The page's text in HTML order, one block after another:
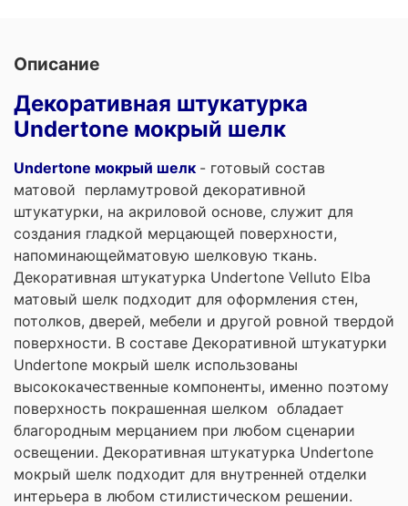
Описание
Декоративная штукатурка
Undertone мокрый шелк
Undertone мокрый шелк - готовый состав
матовой перламутровой декоративной
штукатурки, на акриловой основе, служит для
создания гладкой мерцающей поверхности,
напоминающейматовую шелковую ткань.
Декоративная штукатурка Undertone Velluto Elba
матовый шелк подходит для оформления стен,
потолков, дверей, мебели и другой ровной твердой
поверхности. В составе Декоративной штукатурки
Undertone мокрый шелк использованы
высококачественные компоненты, именно поэтому
поверхность покрашенная шелком обладает
благородным мерцанием при любом сценарии
освещении. Декоративная штукатурка Undertone
мокрый шелк подходит для внутренней отделки
интерьера в любом стилистическом решении.